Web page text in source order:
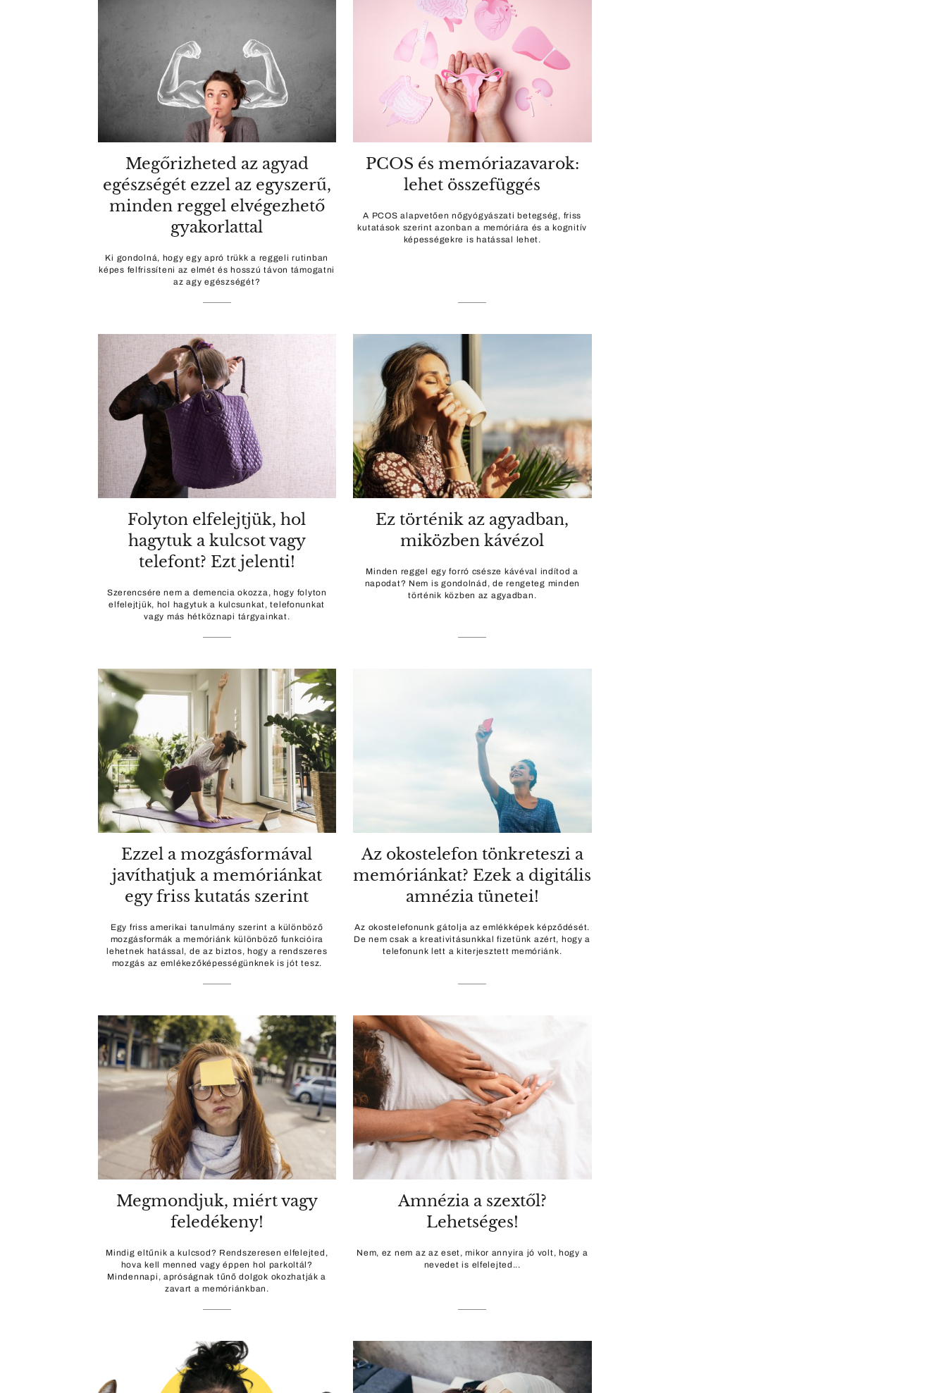
Megőrizheted az agyad
egészségét ezzel az egyszerű,
minden reggel elvégezhető
gyakorlattal
Ki gondolná, hogy egy apró trükk a reggeli rutinban
képes felfrissíteni az elmét és hosszú távon támogatni
az agy egészségét?
PCOS és memóriazavarok:
lehet összefüggés
A PCOS alapvetően nőgyógyászati betegség, friss
kutatások szerint azonban a memóriára és a kognitív
képességekre is hatással lehet.
Folyton elfelejtjük, hol
hagytuk a kulcsot vagy
telefont? Ezt jelenti!
Szerencsére nem a demencia okozza, hogy folyton
elfelejtjük, hol hagytuk a kulcsunkat, telefonunkat
vagy más hétköznapi tárgyainkat.
Ez történik az agyadban,
miközben kávézol
Minden reggel egy forró csésze kávéval indítod a
napodat? Nem is gondolnád, de rengeteg minden
történik közben az agyadban.
Ezzel a mozgásformával
javíthatjuk a memóriánkat
egy friss kutatás szerint
Egy friss amerikai tanulmány szerint a különböző
mozgásformák a memóriánk különböző funkcióira
lehetnek hatással, de az biztos, hogy a rendszeres
mozgás az emlékezőképességünknek is jót tesz.
Az okostelefon tönkreteszi a
memóriánkat? Ezek a digitális
amnézia tünetei!
Az okostelefonunk gátolja az emlékképek képződését.
De nem csak a kreativitásunkkal fizetünk azért, hogy a
telefonunk lett a kiterjesztett memóriánk.
Megmondjuk, miért vagy
feledékeny!
Mindig eltűnik a kulcsod? Rendszeresen elfelejted,
hova kell menned vagy éppen hol parkoltál?
Mindennapi, apróságnak tűnő dolgok okozhatják a
zavart a memóriánkban.
Amnézia a szextől?
Lehetséges!
Nem, ez nem az az eset, mikor annyira jó volt, hogy a
nevedet is elfelejted...